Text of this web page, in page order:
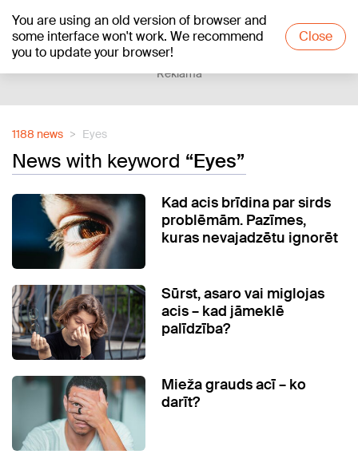
You are using an old version of browser and
some interface won't work. We recommend
you to update your browser!
Close
+23°C
Reklāma
1188 news Eyes
News with keyword “Eyes”
Kad acis brīdina par sirds
problēmām. Pazīmes,
kuras nevajadzētu ignorēt
Sūrst, asaro vai miglojas
acis – kad jāmeklē
palīdzība?
Mieža grauds acī – ko
darīt?